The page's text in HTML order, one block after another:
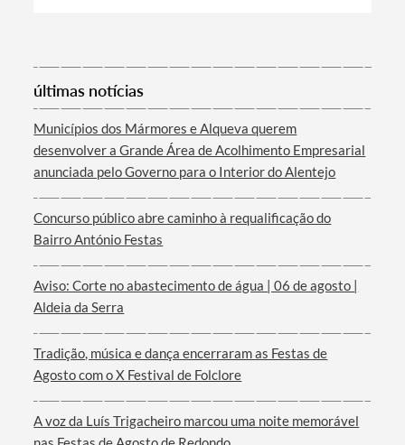
Termo de Pesquisa
Categorias gerais
últimas notícias
Municípios dos Mármores e Alqueva querem
desenvolver a Grande Área de Acolhimento Empresarial
anunciada pelo Governo para o Interior do Alentejo
Concurso público abre caminho à requalificação do
Bairro António Festas
Aviso: Corte no abastecimento de água | 06 de agosto |
Aldeia da Serra
Tradição, música e dança encerraram as Festas de
Agosto com o X Festival de Folclore
A voz da Luís Trigacheiro marcou uma noite memorável